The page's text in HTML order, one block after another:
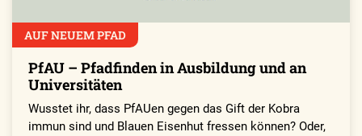
AUF NEUEM PFAD
PfAU – Pfadfinden in Ausbildung und an
Universitäten
Wusstet ihr, dass PfAUen gegen das Gift der Kobra
immun sind und Blauen Eisenhut fressen können? Oder,